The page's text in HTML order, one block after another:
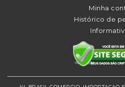
Minha
Histórico de